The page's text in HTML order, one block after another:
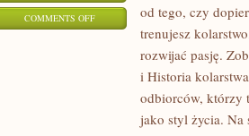
COMMENTS OFFON
ROWEROWY
ROWEROWE
od tego, czy
trenujesz
rozwijać pasję.
i Historia
odbiorców, którzy
jako styl życia. Na